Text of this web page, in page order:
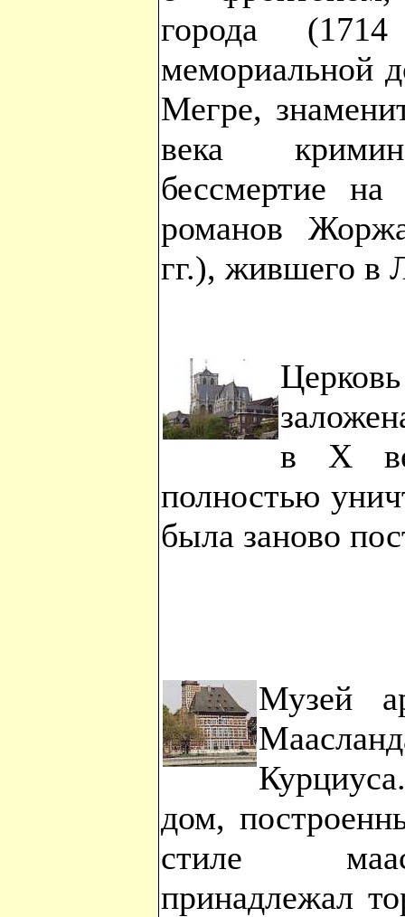
города
мемориальной
Мегре,
века
бессмертие на
романов
гг.), жившего в
в Х
полностью
была заново
Музей
дом,
стиле
принадлежал